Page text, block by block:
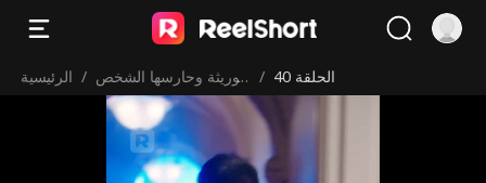
الرئيسية / الوريثة وحارسها الشخص
ي المتملك
/ الحلقة 40